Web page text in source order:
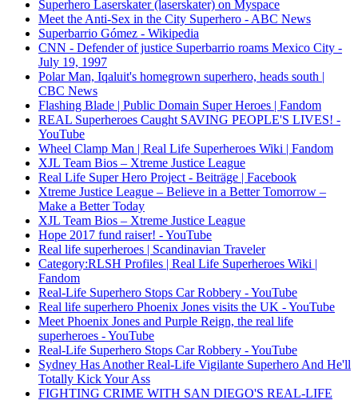
Superhero Laserskater (laserskater) on Myspace
Meet the Anti-Sex in the City Superhero - ABC News
Superbarrio Gómez - Wikipedia
CNN - Defender of justice Superbarrio roams Mexico City -
July 19, 1997
Polar Man, Iqaluit's homegrown superhero, heads south |
CBC News
Flashing Blade | Public Domain Super Heroes | Fandom
REAL Superheroes Caught SAVING PEOPLE'S LIVES! -
YouTube
Wheel Clamp Man | Real Life Superheroes Wiki | Fandom
XJL Team Bios – Xtreme Justice League
Real Life Super Hero Project - Beiträge | Facebook
Xtreme Justice League – Believe in a Better Tomorrow –
Make a Better Today
XJL Team Bios – Xtreme Justice League
Hope 2017 fund raiser! - YouTube
Real life superheroes | Scandinavian Traveler
Category:RLSH Profiles | Real Life Superheroes Wiki |
Fandom
Real-Life Superhero Stops Car Robbery - YouTube
Real life superhero Phoenix Jones visits the UK - YouTube
Meet Phoenix Jones and Purple Reign, the real life
superheroes - YouTube
Real-Life Superhero Stops Car Robbery - YouTube
Sydney Has Another Real-Life Vigilante Superhero And He'll
Totally Kick Your Ass
FIGHTING CRIME WITH SAN DIEGO'S REAL-LIFE